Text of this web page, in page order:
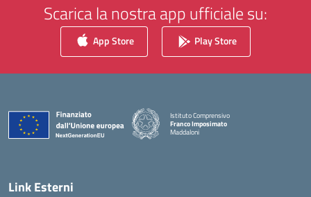
Scarica la nostra app ufficiale su:
App Store Play Store
Istituto Comprensivo
Franco Imposimato
Maddaloni
Link Esterni